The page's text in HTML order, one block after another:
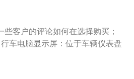
百块。
客户的评论如何在选择购买；
车电脑显示屏：位于车辆仪表盘
辆油耗等相关信息。